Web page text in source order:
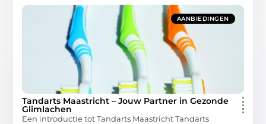
AANBIEDINGEN
Tandarts Maastricht – Jouw Partner in Gezonde
Glimlachen
Een introductie tot Tandarts Maastricht Tandarts